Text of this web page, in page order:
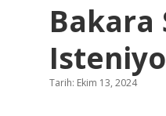
Bakara
Tarih: Ekim 13, 2024